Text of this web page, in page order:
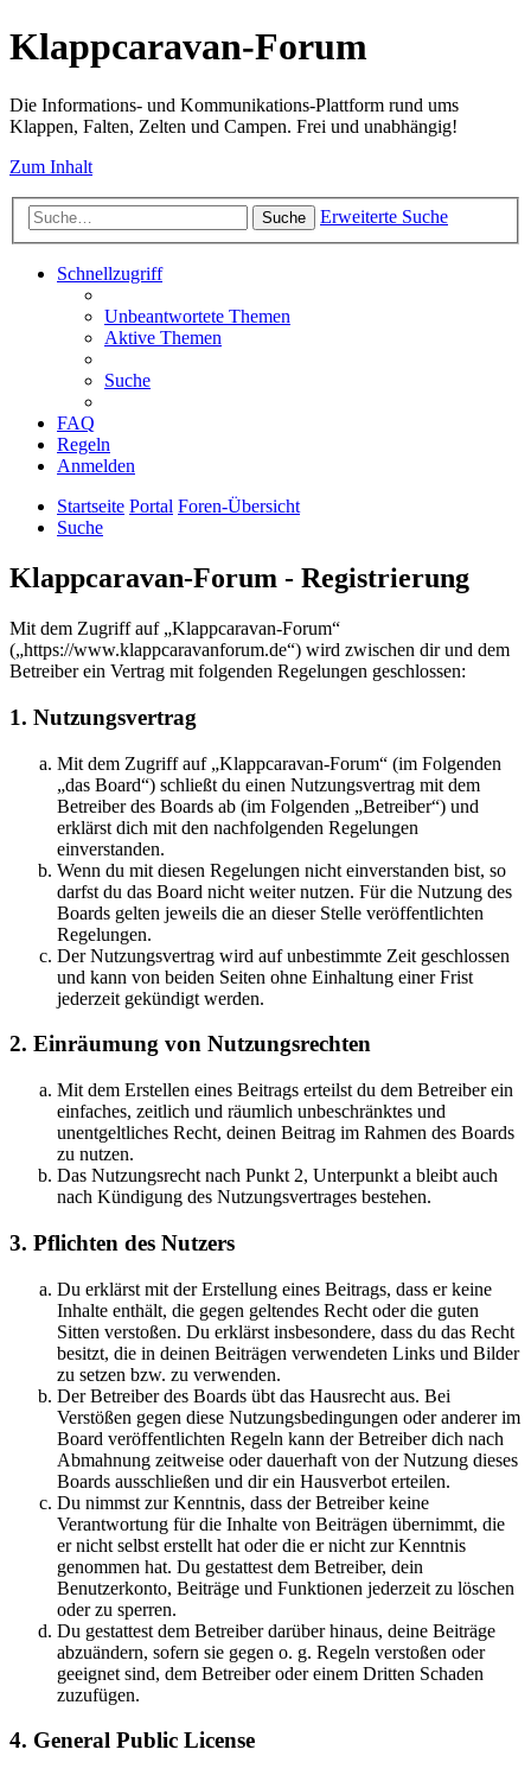
Klappcaravan-Forum
Die Informations- und Kommunikations-Plattform rund ums
Klappen, Falten, Zelten und Campen. Frei und unabhängig!
Zum Inhalt
Suche Erweiterte Suche
Schnellzugriff
Unbeantwortete Themen
Aktive Themen
Suche
FAQ
Regeln
Anmelden
Startseite Portal Foren-Übersicht
Suche
Klappcaravan-Forum - Registrierung
Mit dem Zugriff auf „Klappcaravan-Forum“
(„https://www.klappcaravanforum.de“) wird zwischen dir und dem
Betreiber ein Vertrag mit folgenden Regelungen geschlossen:
1. Nutzungsvertrag
Mit dem Zugriff auf „Klappcaravan-Forum“ (im Folgenden
„das Board“) schließt du einen Nutzungsvertrag mit dem
Betreiber des Boards ab (im Folgenden „Betreiber“) und
erklärst dich mit den nachfolgenden Regelungen
einverstanden.
Wenn du mit diesen Regelungen nicht einverstanden bist, so
darfst du das Board nicht weiter nutzen. Für die Nutzung des
Boards gelten jeweils die an dieser Stelle veröffentlichten
Regelungen.
Der Nutzungsvertrag wird auf unbestimmte Zeit geschlossen
und kann von beiden Seiten ohne Einhaltung einer Frist
jederzeit gekündigt werden.
2. Einräumung von Nutzungsrechten
Mit dem Erstellen eines Beitrags erteilst du dem Betreiber ein
einfaches, zeitlich und räumlich unbeschränktes und
unentgeltliches Recht, deinen Beitrag im Rahmen des Boards
zu nutzen.
Das Nutzungsrecht nach Punkt 2, Unterpunkt a bleibt auch
nach Kündigung des Nutzungsvertrages bestehen.
3. Pflichten des Nutzers
Du erklärst mit der Erstellung eines Beitrags, dass er keine
Inhalte enthält, die gegen geltendes Recht oder die guten
Sitten verstoßen. Du erklärst insbesondere, dass du das Recht
besitzt, die in deinen Beiträgen verwendeten Links und Bilder
zu setzen bzw. zu verwenden.
Der Betreiber des Boards übt das Hausrecht aus. Bei
Verstößen gegen diese Nutzungsbedingungen oder anderer im
Board veröffentlichten Regeln kann der Betreiber dich nach
Abmahnung zeitweise oder dauerhaft von der Nutzung dieses
Boards ausschließen und dir ein Hausverbot erteilen.
Du nimmst zur Kenntnis, dass der Betreiber keine
Verantwortung für die Inhalte von Beiträgen übernimmt, die
er nicht selbst erstellt hat oder die er nicht zur Kenntnis
genommen hat. Du gestattest dem Betreiber, dein
Benutzerkonto, Beiträge und Funktionen jederzeit zu löschen
oder zu sperren.
Du gestattest dem Betreiber darüber hinaus, deine Beiträge
abzuändern, sofern sie gegen o. g. Regeln verstoßen oder
geeignet sind, dem Betreiber oder einem Dritten Schaden
zuzufügen.
4. General Public License